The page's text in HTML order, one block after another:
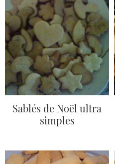
Sablés de Noël ultra
simples